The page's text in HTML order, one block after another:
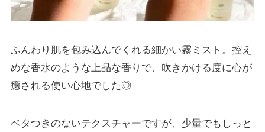
ふんわり肌を包み込んでくれる細かい霧ミスト。控え
めな香水のような上品な香りで、吹きかける度に心が
癒される使い心地でした◎
ベタつきのないテクスチャーですが、少量でもしっと